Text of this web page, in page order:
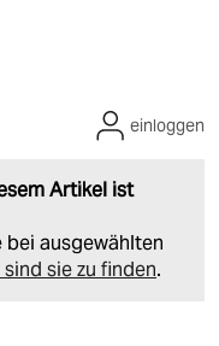
Artikel ist
ausgewählten
sind sie zu finden.
einloggen